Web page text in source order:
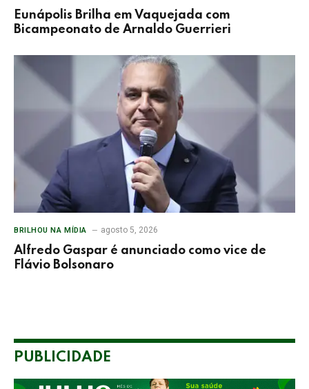
Eunápolis Brilha em Vaquejada com
Bicampeonato de Arnaldo Guerrieri
BRILHOU NA MÍDIA agosto 5, 2026
Alfredo Gaspar é anunciado como vice de
Flávio Bolsonaro
PUBLICIDADE